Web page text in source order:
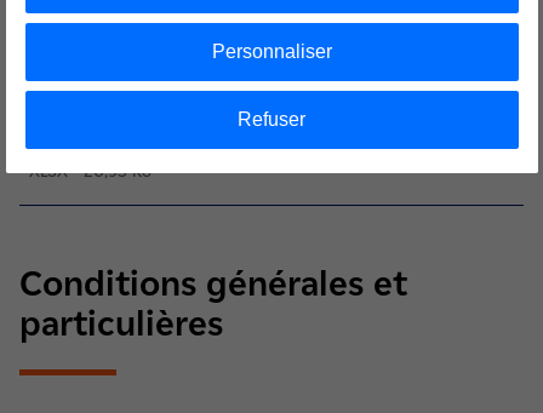
justificatif des coordonnées bancaires.
XLSX - 20,93 Ko
Conditions générales et
particulières
Refuser
Personnaliser